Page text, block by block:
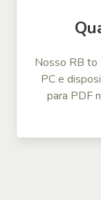
Nosso RB to
PC e
para PDF